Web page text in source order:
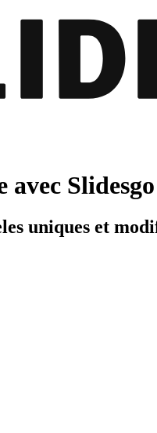
uniques et